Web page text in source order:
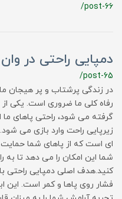
/post-66
دمپایی راحتی در
/post-65
در زندگی پرشتاب و پر هیجان
رفاه کلی ما ضروری است. یکی
گرفته می شود، راحتی پاهای
زیرپایی راحت وارد بازی می
ای است که از پاهای شما حمایت
شما این امکان را می دهد تا
کنید.هدف اصلی دمپایی راحتی
فشار روی پاها و کمر است. این